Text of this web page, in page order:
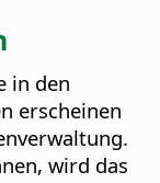
in den
erscheinen
wird das